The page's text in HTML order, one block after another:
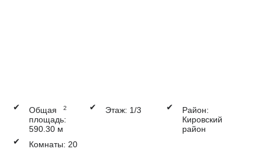
✔
Общая
площадь:
590.30 м
2 ✔ Этаж: 1/3 ✔
Район:
Кировский
район
✔
Комнаты: 20